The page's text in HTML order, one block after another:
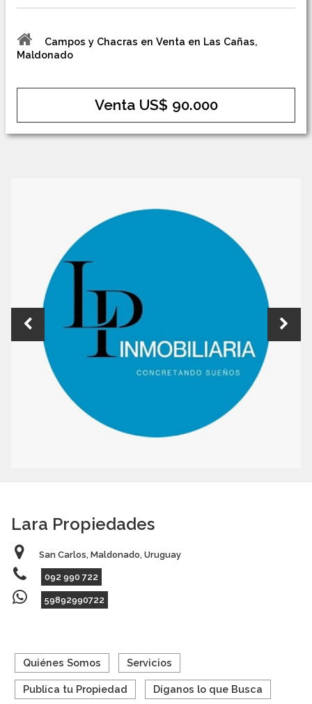
Campos y Chacras en Venta en Las Cañas,
Maldonado
Venta US$ 90.000
Lara Propiedades
San Carlos, Maldonado, Uruguay
092 990 722
59892990722
Quiénes Somos Servicios
Publica tu Propiedad Díganos lo que Busca